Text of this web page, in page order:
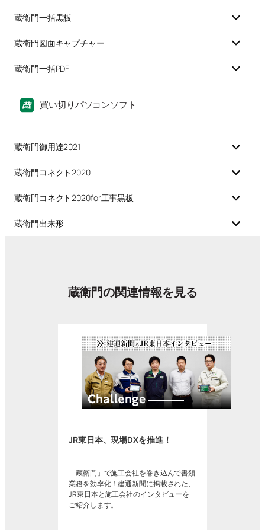
蔵衛門一括黒板
蔵衛門図面キャプチャー
蔵衛門一括PDF
買い切りパソコンソフト
蔵衛門御用達2021
蔵衛門コネクト2020
蔵衛門コネクト2020for工事黒板
蔵衛門出来形
蔵衛門の関連情報を見る
JR東日本、現場DXを推進！
「蔵衛門」で施工会社を巻き込んで書類
業務を効率化！建通新聞に掲載された、
JR東日本と施工会社のインタビューを
ご紹介します。